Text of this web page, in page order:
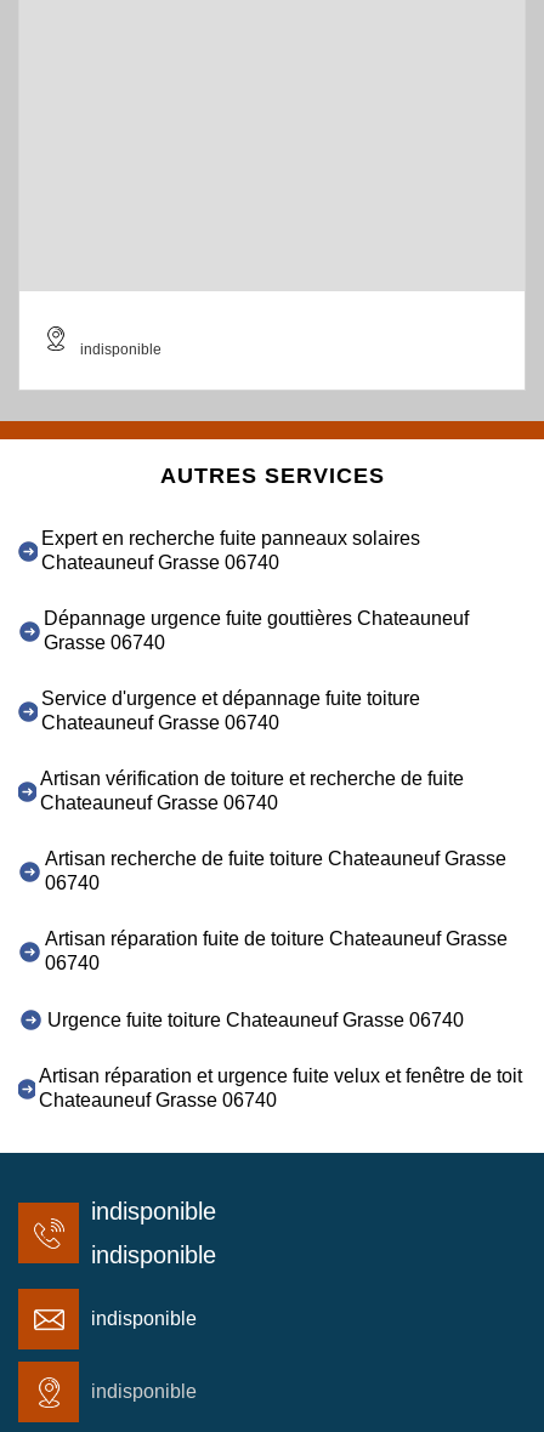
indisponible
AUTRES SERVICES
Expert en recherche fuite panneaux solaires
Chateauneuf Grasse 06740
Dépannage urgence fuite gouttières Chateauneuf
Grasse 06740
Service d'urgence et dépannage fuite toiture
Chateauneuf Grasse 06740
Artisan vérification de toiture et recherche de fuite
Chateauneuf Grasse 06740
Artisan recherche de fuite toiture Chateauneuf Grasse
06740
Artisan réparation fuite de toiture Chateauneuf Grasse
06740
Urgence fuite toiture Chateauneuf Grasse 06740
Artisan réparation et urgence fuite velux et fenêtre de toit
Chateauneuf Grasse 06740
indisponible
indisponible
indisponible
indisponible